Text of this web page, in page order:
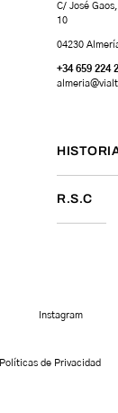
C/ José
10
04230
+34 659 224
R.S.C
Instagram
Políticas de Privacidad